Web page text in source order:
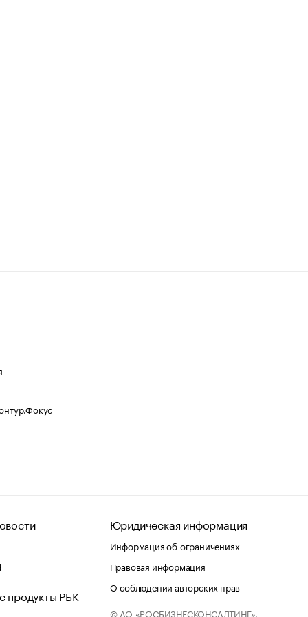
продукты РБК
Юридическая информация
Информация об ограничениях
Правовая информация
О соблюдении авторских прав
© АО «РОСБИЗНЕСКОНСАЛТИНГ»,